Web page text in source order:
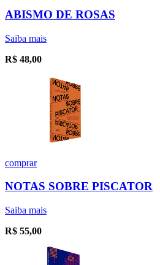
ABISMO DE ROSAS
Saiba mais
R$ 48,00
comprar
NOTAS SOBRE PISCATOR
Saiba mais
R$ 55,00